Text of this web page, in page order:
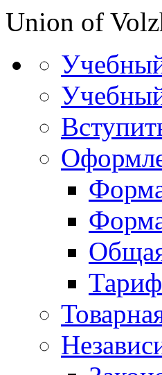
Union of